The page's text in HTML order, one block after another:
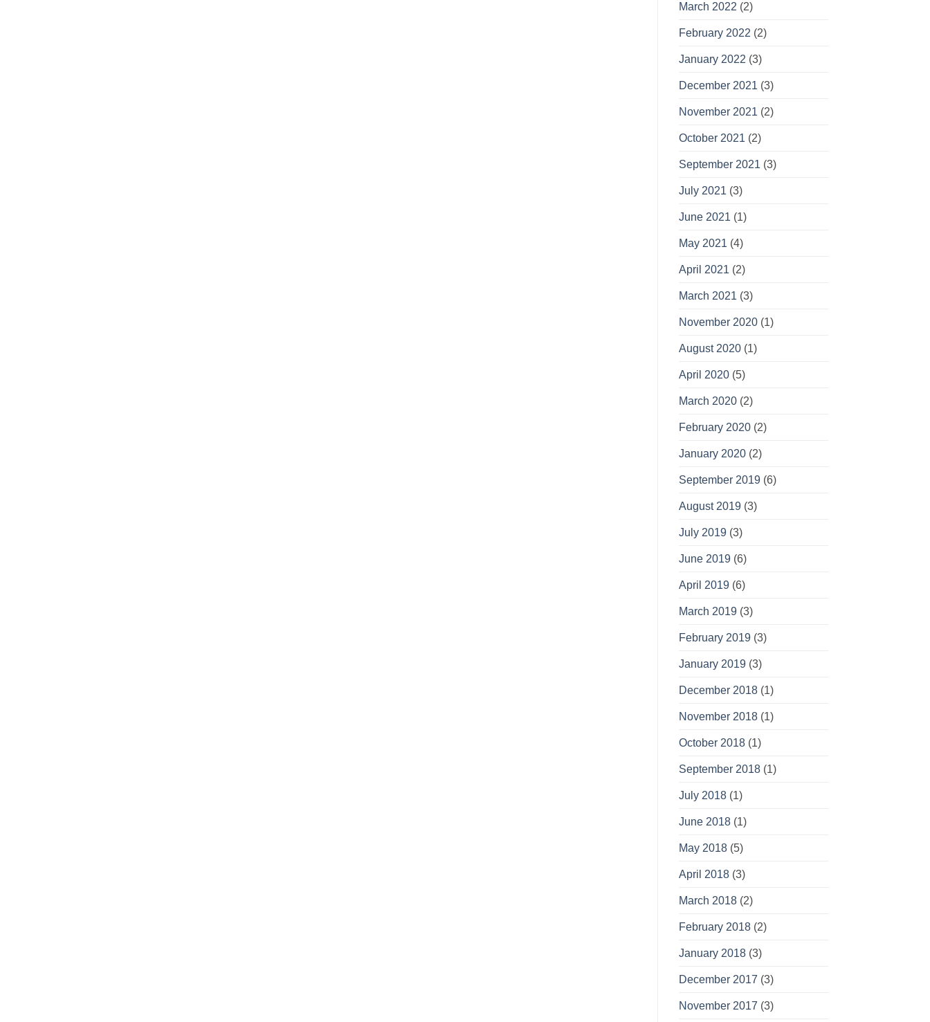
March 2022 (2)
February 2022 (2)
January 2022 (3)
December 2021 (3)
November 2021 (2)
October 2021 (2)
September 2021 (3)
July 2021 (3)
June 2021 (1)
May 2021 (4)
April 2021 (2)
March 2021 (3)
November 2020(1)
August 2020(1)
April 2020(5)
March 2020(2)
February 2020(2)
January 2020(2)
September 2019(6)
August 2019(3)
July 2019(3)
June 2019(6)
April 2019(6)
March 2019(3)
February 2019(3)
January 2019(3)
December 2018(1)
November 2018(1)
October 2018(1)
September 2018(1)
July 2018(1)
June 2018(1)
May 2018(5)
April 2018(3)
March 2018(2)
February 2018(2)
January 2018(3)
December 2017 (3)
November 2017 (3)